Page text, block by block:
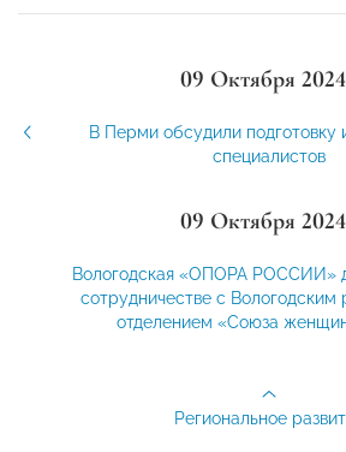
09 Октября 2024
В Перми обсудили подготовку
специалистов
09 Октября 2024
Вологодская «ОПОРА РОССИИ»
сотрудничестве с Вологодским
отделением «Союза
Региональное